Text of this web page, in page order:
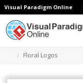
Visual Paradigm Online
Floral Logos